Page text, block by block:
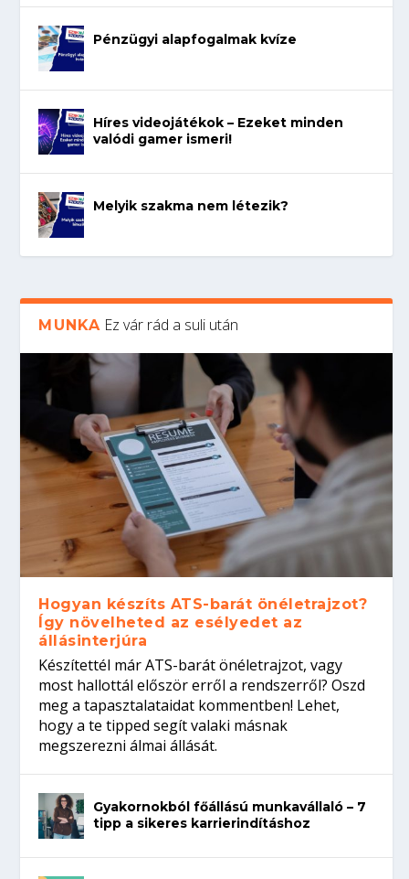
Pénzügyi alapfogalmak kvíze
Híres videojátékok – Ezeket minden
valódi gamer ismeri!
Melyik szakma nem létezik?
MUNKA Ez vár rád a suli után
Hogyan készíts ATS-barát önéletrajzot?
Így növelheted az esélyedet az
állásinterjúra
Készítettél már ATS-barát önéletrajzot, vagy
most hallottál először erről a rendszerről? Oszd
meg a tapasztalataidat kommentben! Lehet,
hogy a te tipped segít valaki másnak
megszerezni álmai állását.
Gyakornokból főállású munkavállaló – 7
tipp a sikeres karrierindításhoz